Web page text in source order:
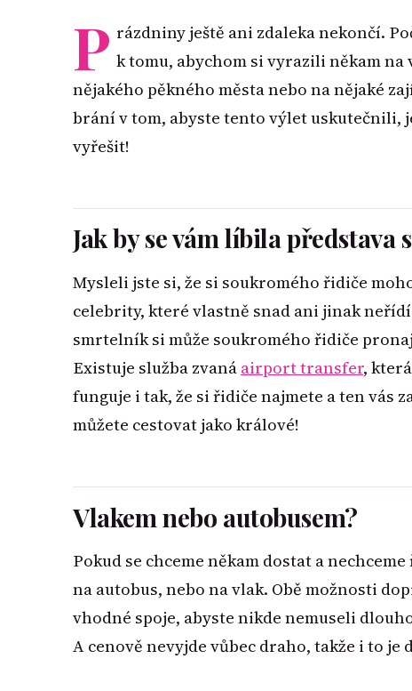
P rázdniny ještě ani zdaleka nekončí.
k tomu, abychom si vyrazili někam
nějakého pěkného města nebo na nějaké
brání v tom, abyste tento výlet uskutečnili,
vyřešit!
Jak by se vám líbila
Mysleli jste si, že si soukromého řidiče
celebrity, které vlastně snad ani jinak
smrtelník si může soukromého řidiče
Existuje služba zvaná airport transfer,
funguje i tak, že si řidiče najmete a ten vás
můžete cestovat jako králové!
Vlakem nebo autobusem?
Pokud se chceme někam dostat a
na autobus, nebo na vlak. Obě možnosti
vhodné spoje, abyste nikde nemuseli
A cenově nevyjde vůbec draho, takže i to je